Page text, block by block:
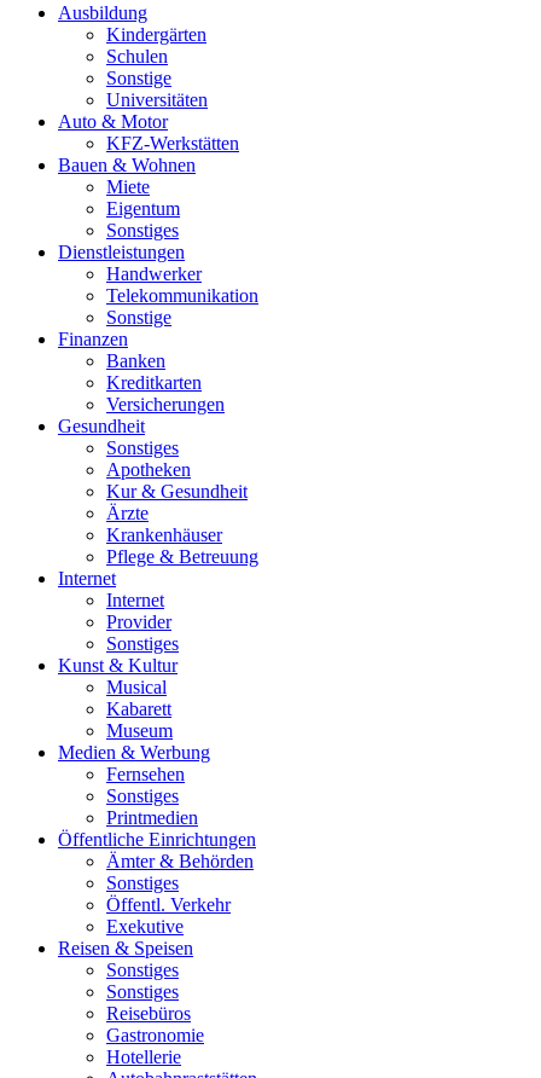
Ausbildung
Kindergärten
Schulen
Sonstige
Universitäten
Auto & Motor
KFZ-Werkstätten
Bauen & Wohnen
Miete
Eigentum
Sonstiges
Dienstleistungen
Handwerker
Telekommunikation
Sonstige
Finanzen
Banken
Kreditkarten
Versicherungen
Gesundheit
Sonstiges
Apotheken
Kur & Gesundheit
Ärzte
Krankenhäuser
Pflege & Betreuung
Internet
Internet
Provider
Sonstiges
Kunst & Kultur
Musical
Kabarett
Museum
Medien & Werbung
Fernsehen
Sonstiges
Printmedien
Öffentliche Einrichtungen
Ämter & Behörden
Sonstiges
Öffentl. Verkehr
Exekutive
Reisen & Speisen
Sonstiges
Sonstiges
Reisebüros
Gastronomie
Hotellerie